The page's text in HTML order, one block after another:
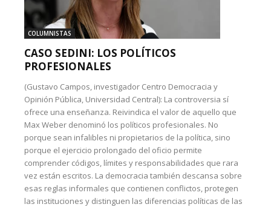
COLUMNISTAS
CASO SEDINI: LOS POLÍTICOS
PROFESIONALES
(Gustavo Campos, investigador Centro Democracia y
Opinión Pública, Universidad Central): La controversia sí
ofrece una enseñanza. Reivindica el valor de aquello que
Max Weber denominó los políticos profesionales. No
porque sean infalibles ni propietarios de la política, sino
porque el ejercicio prolongado del oficio permite
comprender códigos, límites y responsabilidades que rara
vez están escritos. La democracia también descansa sobre
esas reglas informales que contienen conflictos, protegen
las instituciones y distinguen las diferencias políticas de las